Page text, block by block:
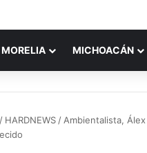
MORELIA MICHOACÁN
/ HARDNEWS / Ambientalista,